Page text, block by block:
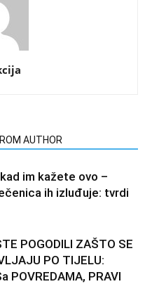
AUTHOR
im kažete ovo –
ih izluđuje: tvrdi
POGODILI ZAŠTO SE
PO TIJELU:
POVREDAMA, PRAVI